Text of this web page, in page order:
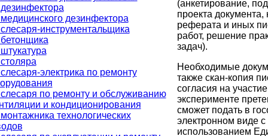
дезинфектора
инструментальщика
электрика по ремонту
по ремонту и обслуживанию
и кондиционирования
технологических
(анкетирование,
проекта документа,
реферата и иных
работ, решение
задач).
Необходимые
также скан-копия
согласия на
эксперименте
сможет подать в
электронном виде с
использованием